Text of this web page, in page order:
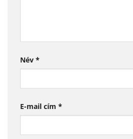
Név *
E-mail cím *